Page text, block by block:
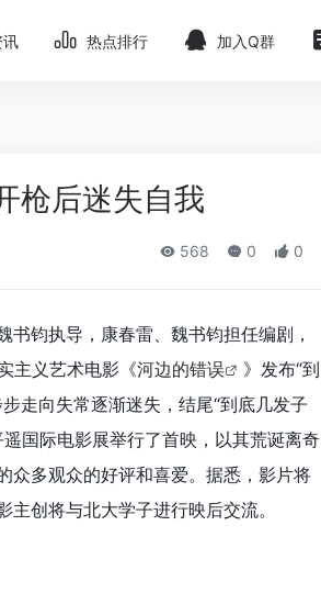
热点排行 加入Q群
枪后迷失自我
568 0 0
书钧执导，康春雷、魏书钧担任编剧，
主义艺术电影《河边的错误
》发布“到
走向失常逐渐迷失，结尾“到底几发子
国际电影展举行了首映，以其荒诞离奇
众多观众的好评和喜爱。据悉，影片将
创将与北大学子进行映后交流。